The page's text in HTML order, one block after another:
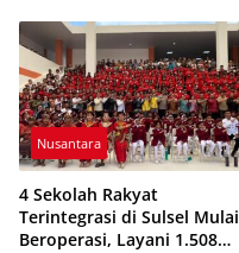
Nusantara
4 Sekolah Rakyat
Terintegrasi di Sulsel Mulai
Beroperasi, Layani 1.508